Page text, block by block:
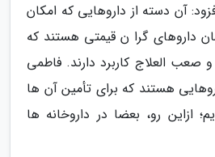
آن دسته از داروهایی که امکان
داروهای گرا ن قیمتی هستند که
و صعب العلاج کاربرد دارند. فاطمی
هستند که برای تأمین آن ها
ازاین رو، بعضا در داروخانه ها